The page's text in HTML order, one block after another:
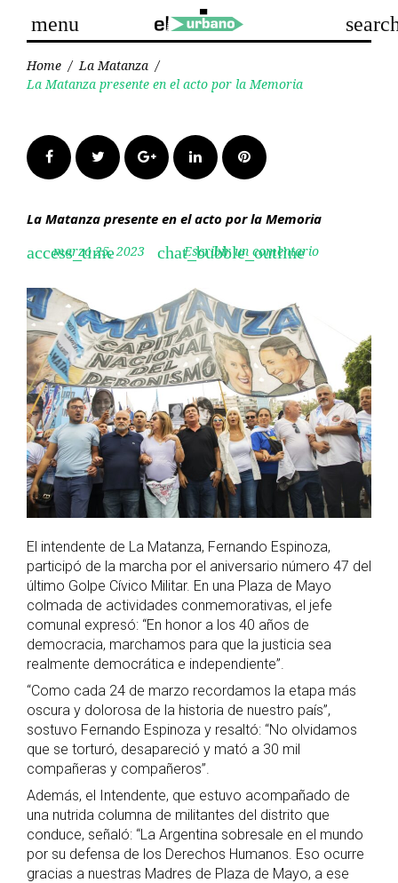
content
menu
Home / La Matanza /
La Matanza presente en el acto por la Memoria
FacebookTwitter Google+LinkedInPinterest
La Matanza presente en el acto por la Memoria
access_time
marzo 25, 2023 chat_bubble_outline
Escribir un comentario
El intendente de La Matanza, Fernando Espinoza,
participó de la marcha por el aniversario número 47 del
último Golpe Cívico Militar. En una Plaza de Mayo
colmada de actividades conmemorativas, el jefe
comunal expresó: “En honor a los 40 años de
democracia, marchamos para que la justicia sea
realmente democrática e independiente”.
“Como cada 24 de marzo recordamos la etapa más
oscura y dolorosa de la historia de nuestro país”,
sostuvo Fernando Espinoza y resaltó: “No olvidamos
que se torturó, desapareció y mató a 30 mil
compañeras y compañeros”.
Además, el Intendente, que estuvo acompañado de
una nutrida columna de militantes del distrito que
conduce, señaló: “La Argentina sobresale en el mundo
por su defensa de los Derechos Humanos. Eso ocurre
gracias a nuestras Madres de Plaza de Mayo, a ese